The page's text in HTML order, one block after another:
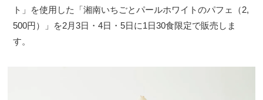
ト」を使用した「湘南いちごとパールホワイトのパフェ（2,
500円）」を2月3日・4日・5日に1日30食限定で販売しま
す。